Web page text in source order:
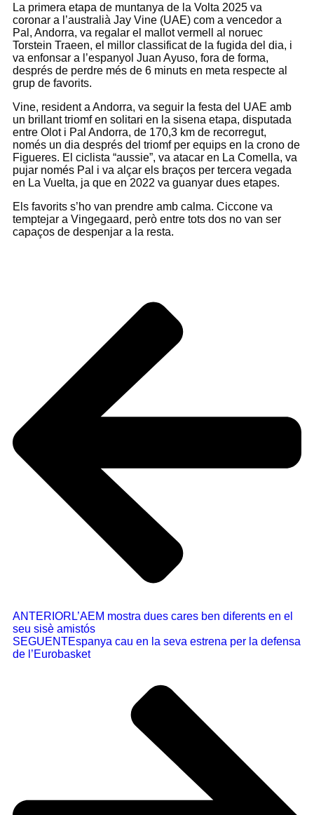
La primera etapa de muntanya de la Volta 2025 va
coronar a l’australià Jay Vine (UAE) com a vencedor a
Pal, Andorra, va regalar el mallot vermell al noruec
Torstein Traeen, el millor classificat de la fugida del dia, i
va enfonsar a l’espanyol Juan Ayuso, fora de forma,
després de perdre més de 6 minuts en meta respecte al
grup de favorits.
Vine, resident a Andorra, va seguir la festa del UAE amb
un brillant triomf en solitari en la sisena etapa, disputada
entre Olot i Pal Andorra, de 170,3 km de recorregut,
només un dia després del triomf per equips en la crono de
Figueres. El ciclista “aussie”, va atacar en La Comella, va
pujar només Pal i va alçar els braços per tercera vegada
en La Vuelta, ja que en 2022 va guanyar dues etapes.
Els favorits s’ho van prendre amb calma. Ciccone va
temptejar a Vingegaard, però entre tots dos no van ser
capaços de despenjar a la resta.
ANTERIORL’AEM mostra dues cares ben diferents en el
seu sisè amistós
SEGUENTEspanya cau en la seva estrena per la defensa
de l’Eurobasket